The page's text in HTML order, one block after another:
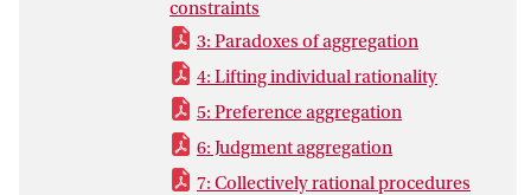
Revolutie tot meer recente Amerikaanse
rechtszaken hebben onderzoekers in
sociale keuzetheorie ontdekt dat er een
aantal paradoxale situaties zijn waarin het
collectieve resultaat niet de rationaliteit
van de individuen weerspiegelt.
constraints
3: Paradoxes of aggregation
4: Lifting individual rationality
5: Preference aggregation
6: Judgment aggregation
7: Collectively rational procedures